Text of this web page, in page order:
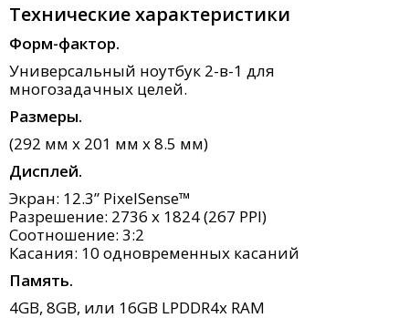
Технические характеристики
Форм-фактор.
Универсальный ноутбук 2-в-1 для
многозадачных целей.
Размеры.
(292 мм x 201 мм x 8.5 мм)
Дисплей.
Экран: 12.3” PixelSense™
Разрешение: 2736 x 1824 (267 PPI)
Соотношение: 3:2
Касания: 10 одновременных касаний
Память.
4GB, 8GB, или 16GB LPDDR4x RAM